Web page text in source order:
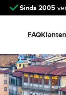
Sinds 2005
FAQ